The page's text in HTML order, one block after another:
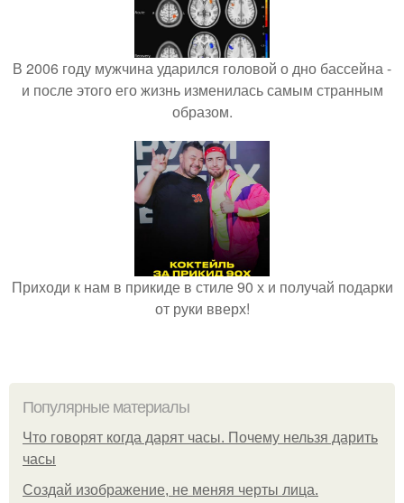
В 2006 году мужчина ударился головой о дно бассейна -
и после этого его жизнь изменилась самым странным
образом.
Приходи к нам в прикиде в стиле 90 х и получай подарки
от руки вверх!
Популярные материалы
Что говорят когда дарят часы. Почему нельзя дарить
часы
Создай изображение, не меняя черты лица.